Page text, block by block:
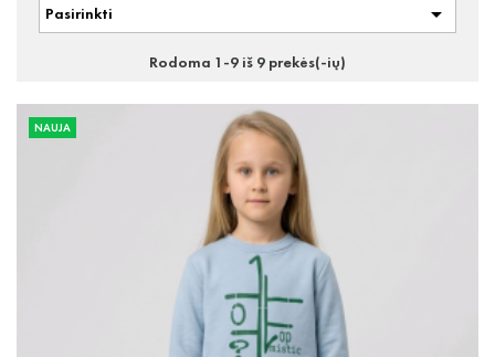
Pasirinkti 
Rodoma 1-9 iš 9 prekės(-ių)
NAUJA